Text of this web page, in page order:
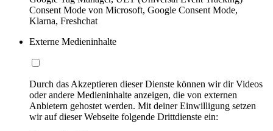
Consent Mode von Microsoft, Google Consent Mode,
Klarna, Freshchat
Externe Medieninhalte
Durch das Akzeptieren dieser Dienste können wir dir Videos
oder andere Medieninhalte anzeigen, die von externen
Anbietern gehostet werden. Mit deiner Einwilligung setzen
wir auf dieser Webseite folgende Drittdienste ein: